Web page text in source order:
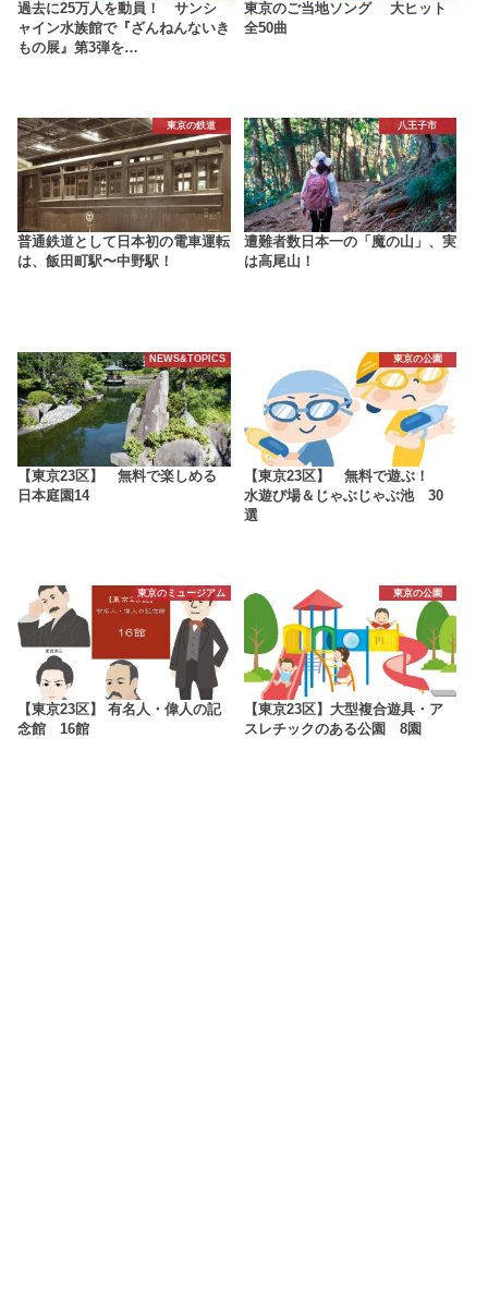
過去に25万人を動員！ サンシ
ャイン水族館で『ざんねんないき
もの展』第3弾を…
東京のご当地ソング 大ヒット
全50曲
東京の鉄道
普通鉄道として日本初の電車運転
は、飯田町駅〜中野駅！
八王子市
遭難者数日本一の「魔の山」、実
は高尾山！
NEWS&TOPICS
【東京23区】 無料で楽しめる
日本庭園14
東京の公園
【東京23区】 無料で遊ぶ！
水遊び場＆じゃぶじゃぶ池 30
選
東京のミュージアム
【東京23区】 有名人・偉人の記
念館 16館
東京の公園
【東京23区】大型複合遊具・ア
スレチックのある公園 8園